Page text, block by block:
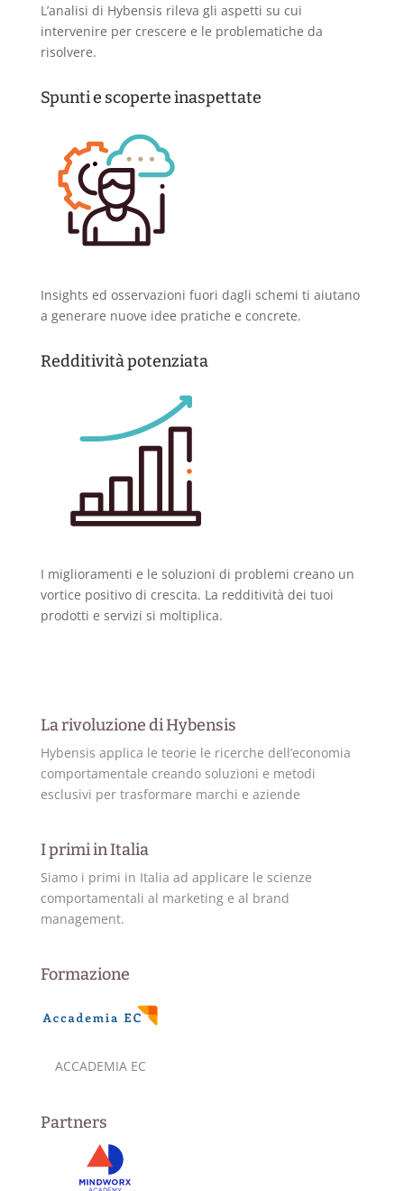
L’analisi di Hybensis rileva gli aspetti su cui
intervenire per crescere e le problematiche da
risolvere.
Spunti e scoperte inaspettate
Insights ed osservazioni fuori dagli schemi ti aiutano
a generare nuove idee pratiche e concrete.
Redditività potenziata
I miglioramenti e le soluzioni di problemi creano un
vortice positivo di crescita. La redditività dei tuoi
prodotti e servizi si moltiplica.
La rivoluzione di Hybensis
Hybensis applica le teorie le ricerche dell’economia
comportamentale creando soluzioni e metodi
esclusivi per trasformare marchi e aziende
I primi in Italia
Siamo i primi in Italia ad applicare le scienze
comportamentali al marketing e al brand
management.
Formazione
ACCADEMIA EC
Partners